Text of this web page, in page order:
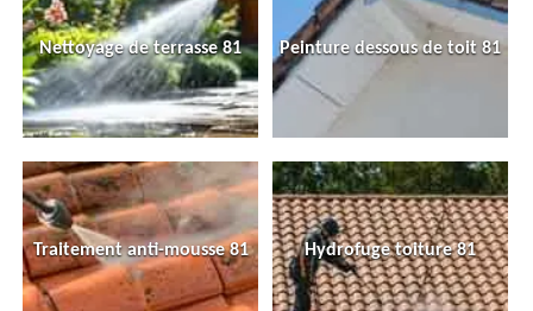
Nettoyage de terrasse 81 Peinture dessous de toit 81
Traitement anti-mousse 81 Hydrofuge toiture 81